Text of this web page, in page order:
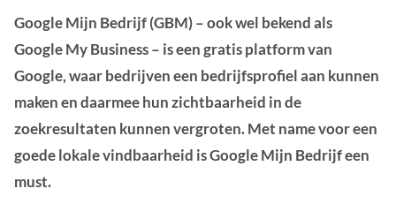
Google Mijn Bedrijf (GBM) – ook wel bekend als
Google My Business – is een gratis platform van
Google, waar bedrijven een bedrijfsprofiel aan kunnen
maken en daarmee hun zichtbaarheid in de
zoekresultaten kunnen vergroten. Met name voor een
goede lokale vindbaarheid is Google Mijn Bedrijf een
must.